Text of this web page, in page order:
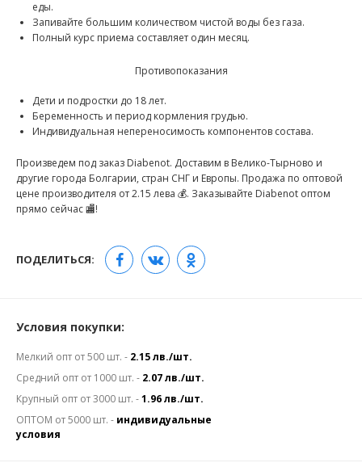
еды.
Запивайте большим количеством чистой воды без газа.
Полный курс приема составляет один месяц.
Противопоказания
Дети и подростки до 18 лет.
Беременность и период кормления грудью.
Индивидуальная непереносимость компонентов состава.
Произведем под заказ Diabenot. Доставим в Велико-Тырново и
другие города Болгарии, стран СНГ и Европы. Продажа по оптовой
цене производителя от 2.15 лева 💰. Заказывайте Diabenot оптом
прямо сейчас 🏬!
ПОДЕЛИТЬСЯ:
Условия покупки:
Мелкий опт от 500 шт. - 2.15 лв./шт.
Средний опт от 1000 шт. - 2.07 лв./шт.
Крупный опт от 3000 шт. -1.96 лв./шт.
ОПТОМ от 5000 шт. - индивидуальные
условия